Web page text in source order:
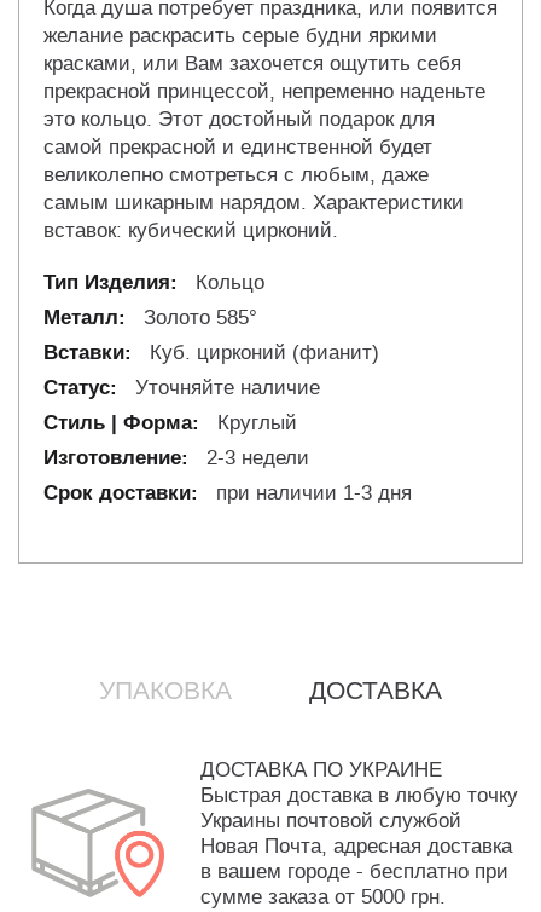
Когда душа потребует праздника, или появится
желание раскрасить серые будни яркими
красками, или Вам захочется ощутить себя
прекрасной принцессой, непременно наденьте
это кольцо. Этот достойный подарок для
самой прекрасной и единственной будет
великолепно смотреться с любым, даже
самым шикарным нарядом. Характеристики
вставок: кубический цирконий.
Кольцо
Золото 585°
Куб. цирконий (фианит)
Уточняйте наличие
Круглый
2-3 недели
при наличии 1-3 дня
УПАКОВКА ДОСТАВКА
ДОСТАВКА ПО УКРАИНЕ
Быстрая доставка в любую точку
Украины почтовой службой
Новая Почта, адресная доставка
в вашем городе - бесплатно при
сумме заказа от 5000 грн.